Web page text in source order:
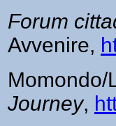
Forum
Avvenire,
Momondo/
Journey,